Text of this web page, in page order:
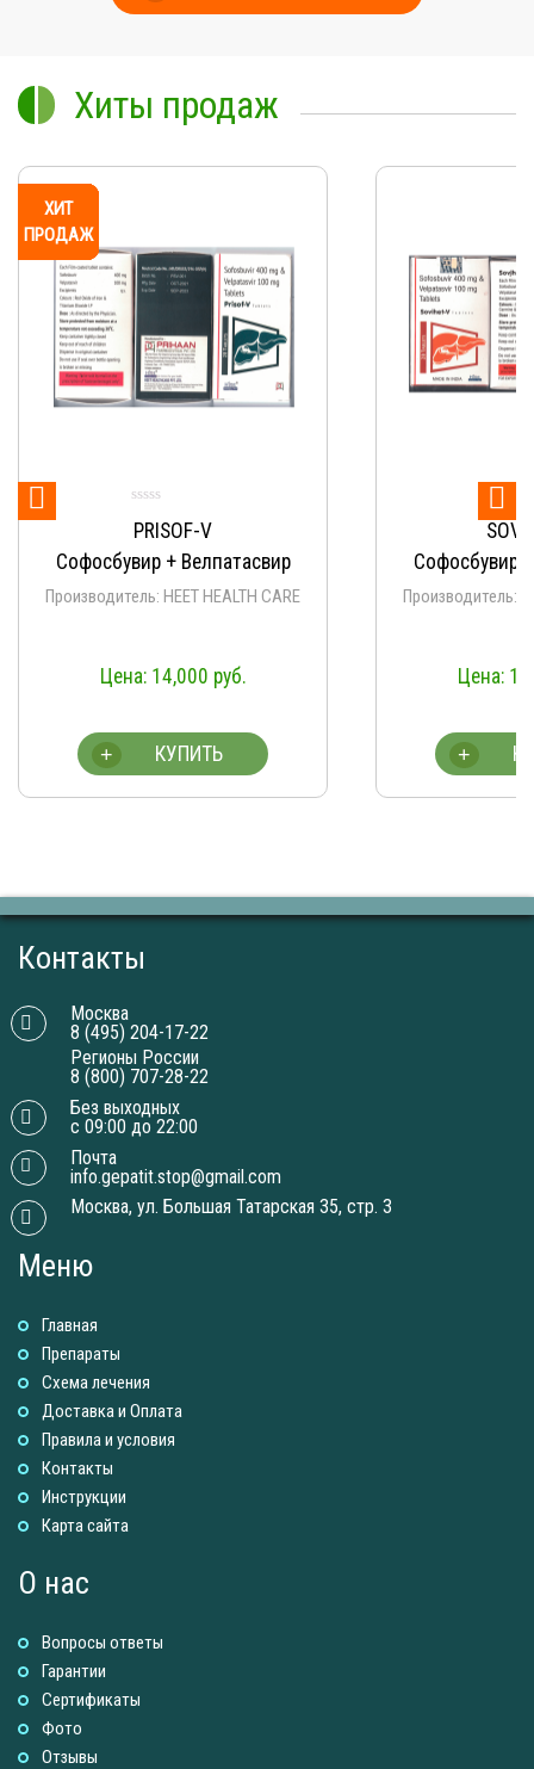
Хиты продаж
ХИТ
ПРОДАЖ
PRISOF-V
Софосбувир + Велпатасвир
Производитель: HEET HEALTH CARE
14,000 руб.
КУПИТЬ
+
ХИТ
ПРОДАЖ
Софосбувир
Производитель:
+
ХИТ
ПРОДАЖ
ХИТ
ПРОДАЖ
ХИТ
ПРОДАЖ
ХИТ
ПРОДАЖ
ХИТ
ПРОДАЖ
ХИТ
ПРОДАЖ
ХИТ
ПРОДАЖ
ХИТ
ПРОДАЖ
 
Контакты
Москва
8 (495) 204-17-22
Регионы России
8 (800) 707-28-22
Без выходных
с 09:00 до 22:00
Почта
info.gepatit.stop@gmail.com
Москва, ул. Большая Татарская 35, стр. 3
Меню
Главная
Препараты
Схема лечения
Доставка и Оплатa
Правила и условия
Контакты
Инструкции
Карта сайта
О нас
Вопросы ответы
Гарантии
Сертификаты
Фото
Отзывы